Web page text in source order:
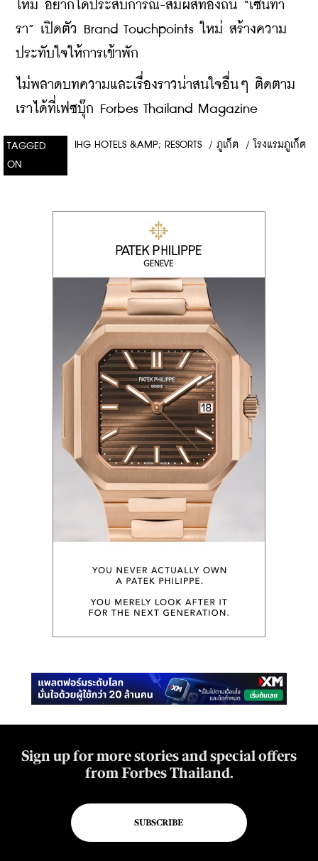
ใหม่ อยากได้ประสบการณ์-สัมผัสท้องถิ่น “เซ็นทา
รา” เปิดตัว Brand Touchpoints ใหม่ สร้างความ
ประทับใจให้การเข้าพัก
ไม่พลาดบทความและเรื่องราวน่าสนใจอื่นๆ ติดตาม
เราได้ที่เฟซบุ๊ก Forbes Thailand Magazine
TAGGED
ON
IHG HOTELS &AMP; RESORTS / ภูเก็ต / โรงแรมภูเก็ต
Sign up for more stories and special offers
from Forbes Thailand.
SUBSCRIBE